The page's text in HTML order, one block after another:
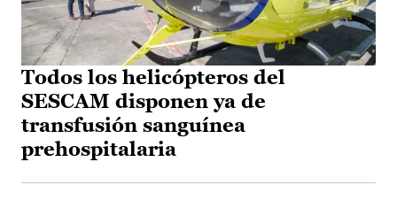
Todos los helicópteros del
SESCAM disponen ya de
transfusión sanguínea
prehospitalaria